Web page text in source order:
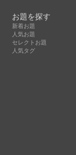
お題を探す
新着お題
人気お題
セレクトお題
人気タグ